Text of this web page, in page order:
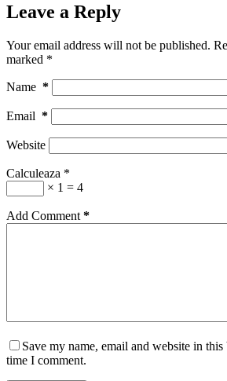
Leave a Reply
Your email address will not be published.
marked *
Name *
Email *
Website
Calculeaza *
× 1 = 4
Add Comment *
Save my name, email and website in
time I comment.